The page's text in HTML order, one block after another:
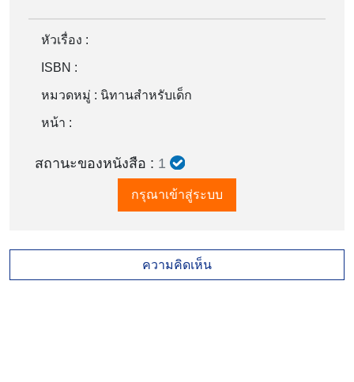
หัวเรื่อง :
ISBN :
หมวดหมู่ : นิทานสำหรับเด็ก
หน้า :
สถานะของหนังสือ : 1
กรุณาเข้าสู่ระบบ
ความคิดเห็น